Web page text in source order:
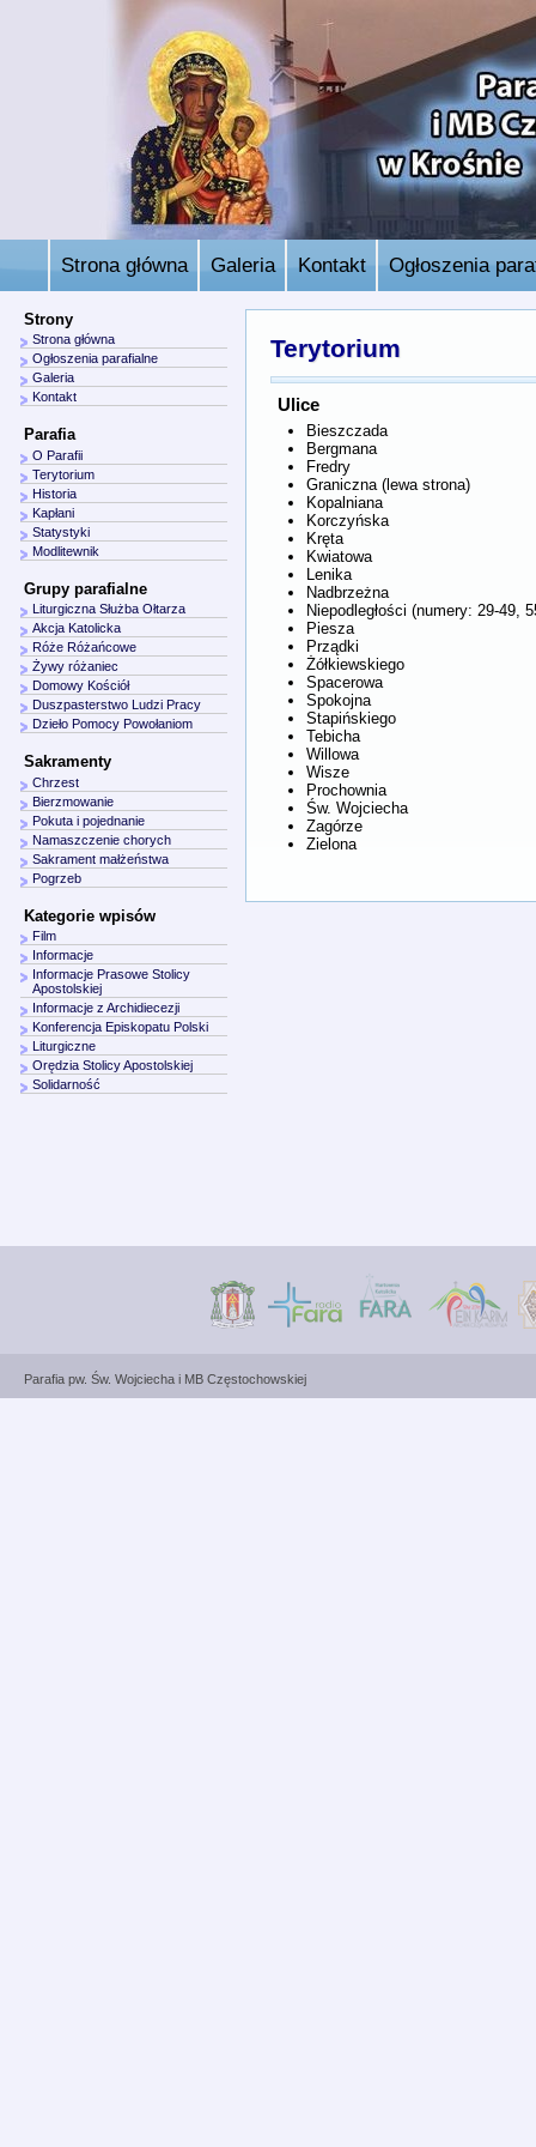
Strona główna Galeria Kontakt Ogłoszenia
Terytorium
Ulice
Bieszczada
Bergmana
Fredry
Graniczna (lewa strona)
Kopalniana
Korczyńska
Kręta
Kwiatowa
Lenika
Nadbrzeżna
Niepodległości (numery: 29-49,
Piesza
Prządki
Żółkiewskiego
Spacerowa
Spokojna
Stapińskiego
Tebicha
Willowa
Wisze
Prochownia
Św. Wojciecha
Zagórze
Zielona
Strony
Strona główna
Ogłoszenia parafialne
Galeria
Kontakt
Parafia
O Parafii
Terytorium
Historia
Kapłani
Statystyki
Modlitewnik
Grupy parafialne
Liturgiczna Służba Ołtarza
Akcja Katolicka
Róże Różańcowe
Żywy różaniec
Domowy Kościół
Duszpasterstwo Ludzi Pracy
Dzieło Pomocy Powołaniom
Sakramenty
Chrzest
Bierzmowanie
Pokuta i pojednanie
Namaszczenie chorych
Sakrament małżeństwa
Pogrzeb
Kategorie wpisów
Film
Informacje
Informacje Prasowe Stolicy
Apostolskiej
Informacje z Archidiecezji
Konferencja Episkopatu Polski
Liturgiczne
Orędzia Stolicy Apostolskiej
Solidarność
Parafia pw. Św. Wojciecha i MB Częstochowskiej